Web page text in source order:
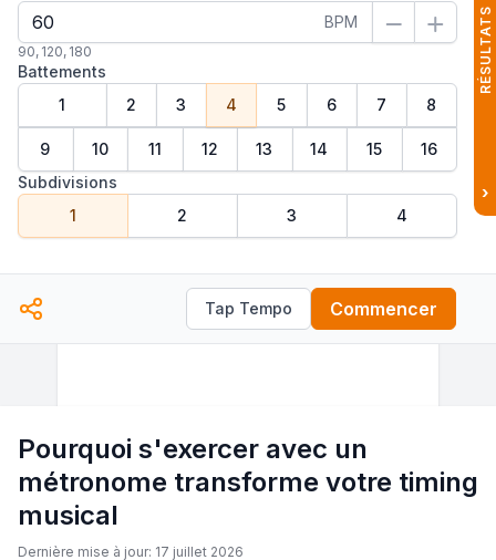
BPM
90, 120, 180
Battements
1
2 3 4 5 6 7 8
9 10 11 12 13 14 15
16
Subdivisions
1
2 3 4
Tap Tempo Commencer
RÉSULTATS
›
Pourquoi s'exercer avec un
métronome transforme votre timing
musical
Dernière mise à jour: 17 juillet 2026